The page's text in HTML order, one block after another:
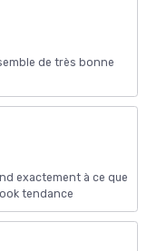
de très bonne
exactement à ce que
tendance